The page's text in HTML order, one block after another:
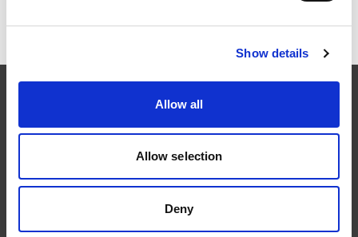
Show details
Allow all
Allow selection
Deny
Följ oss